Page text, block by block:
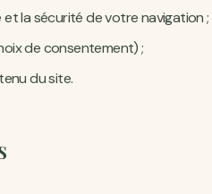
la sécurité de votre navigation ;
de consentement) ;
du site.